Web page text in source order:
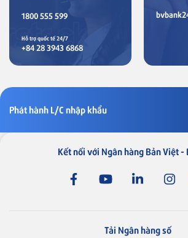
1800 555 599
Hỗ trợ quốc tế 24/7
+84 28 3943 6868
Phát hành L/C nhập khẩu
Kết nối với Ngân hàng Bản Việt -
Tải Ngân hàng số